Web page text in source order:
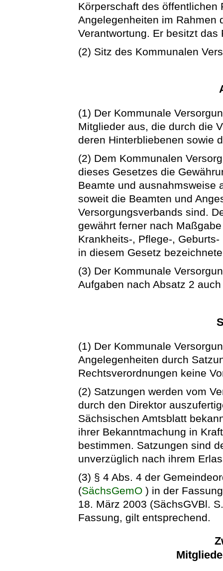
Körperschaft des öffentlichen
Angelegenheiten im Rahmen
Verantwortung. Er besitzt
(2) Sitz des Kommunalen
(1) Der Kommunale
Mitglieder aus, die durch die
deren Hinterbliebenen sowie
(2) Dem Kommunalen
dieses Gesetzes die
Beamte und ausnahmsweise
soweit die Beamten und
Versorgungsverbands sind.
gewährt ferner nach
Krankheits-, Pflege-,
in diesem Gesetz
(3) Der Kommunale
Aufgaben nach Absatz 2
(1) Der Kommunale
Angelegenheiten durch
Rechtsverordnungen keine
(2) Satzungen werden vom
durch den Direktor
Sächsischen Amtsblatt
ihrer Bekanntmachung in
bestimmen. Satzungen sind
unverzüglich nach ihrem
(3) § 4 Abs. 4 der
(SächsGemO ) in der
18. März 2003 (SächsGVBl.
Fassung, gilt entsprechend.